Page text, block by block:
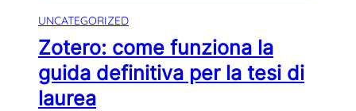
UNCATEGORIZED
Zotero: come funziona la
guida definitiva per la tesi di
laurea